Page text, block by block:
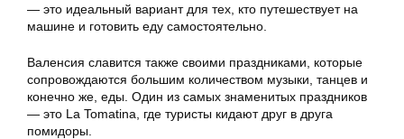
— это идеальный вариант для тех, кто путешествует на
машине и готовить еду самостоятельно.
Валенсия славится также своими праздниками, которые
сопровождаются большим количеством музыки, танцев и
конечно же, еды. Один из самых знаменитых праздников
— это La Tomatina, где туристы кидают друг в друга
помидоры.